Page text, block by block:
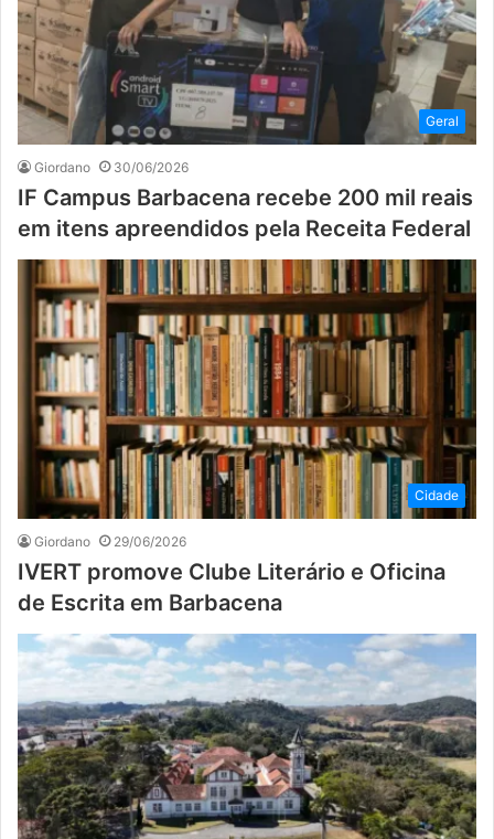
Geral
Giordano 30/06/2026
IF Campus Barbacena recebe 200 mil reais
em itens apreendidos pela Receita Federal
Cidade
Giordano 29/06/2026
IVERT promove Clube Literário e Oficina
de Escrita em Barbacena